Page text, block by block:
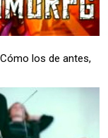
los de antes,